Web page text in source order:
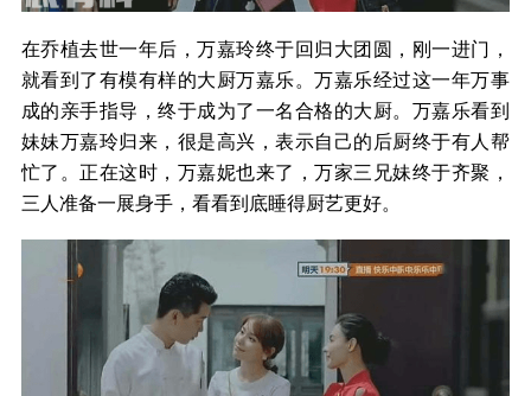
在乔植去世一年后，万嘉玲终于回归大团圆，刚一进门，
就看到了有模有样的大厨万嘉乐。万嘉乐经过这一年万事
成的亲手指导，终于成为了一名合格的大厨。万嘉乐看到
妹妹万嘉玲归来，很是高兴，表示自己的后厨终于有人帮
忙了。正在这时，万嘉妮也来了，万家三兄妹终于齐聚，
三人准备一展身手，看看到底睡得厨艺更好。